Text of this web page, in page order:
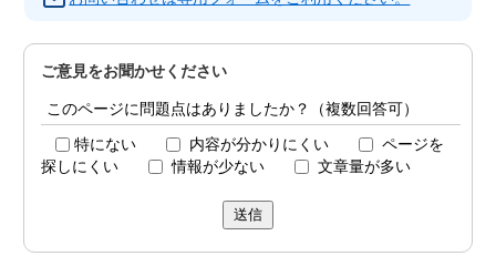
ご意見をお聞かせください
このページに問題点はありましたか？（複数回答可）
特にない 内容が分かりにくい
ページを
探しにくい
情報が少ない 文章量が多い
送信